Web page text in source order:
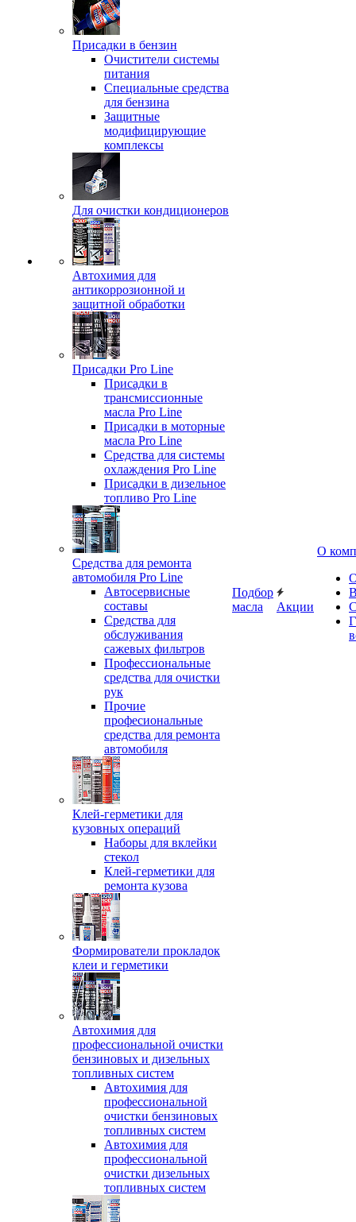
Присадки в бензин
Очистители системы
питания
Специальные срeдства
для бензина
Защитные
модифицирующие
комплексы
Для очистки кондиционеров
Автохимия для
антикоррозионной и
защитной обработки
Присадки Pro Line
Присадки в
трансмиссионные
масла Pro Line
Присадки в моторные
масла Pro Line
Средства для системы
охлаждения Pro Line
Присадки в дизельное
топливо Pro Line
Средства для ремонта
автомобиля Pro Line
Автосервисные
составы
Средства для
обслуживания
сажевых фильтров
Профессиональные
средства для очистки
рук
Прочие
професиональные
средства для ремонта
автомобиля
Клей-герметики для
кузовных операций
Наборы для вклейки
стекол
Клей-герметики для
ремонта кузова
Формирователи прокладок
клеи и герметики
Автохимия для
профессиональной очистки
бензиновых и дизельных
топливных систем
Автохимия для
профессиональной
очистки бензиновых
топливных систем
Автохимия для
профессиональной
очистки дизельных
топливных систем
Подбор
масла
Акции
О